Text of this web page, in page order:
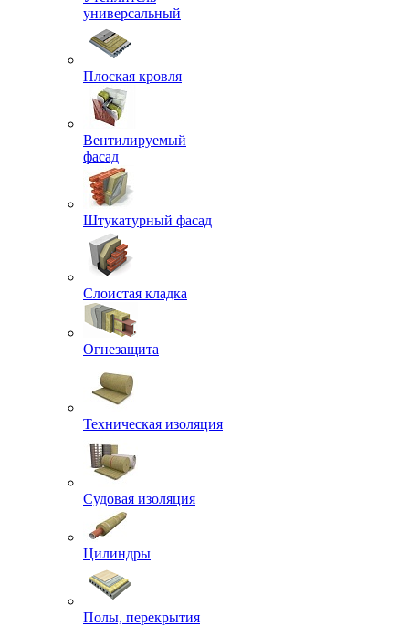
универсальный
Плоская кровля
Вентилируемый
фасад
Штукатурный фасад
Слоистая кладка
Огнезащита
Техническая изоляция
Судовая изоляция
Цилиндры
Полы, перекрытия